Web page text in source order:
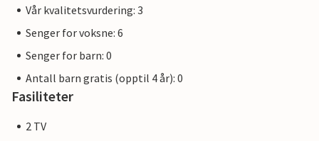
Vår kvalitetsvurdering: 3
Senger for voksne: 6
Senger for barn: 0
Antall barn gratis (opptil 4 år): 0
Fasiliteter
2 TV